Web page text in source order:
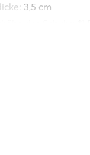
3,5 cm
(kleinste
zur